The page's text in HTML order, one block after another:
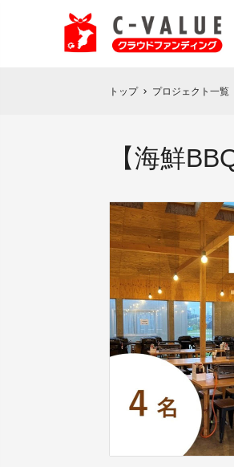
トップ chevron_right プロジェクト一覧
【海鮮